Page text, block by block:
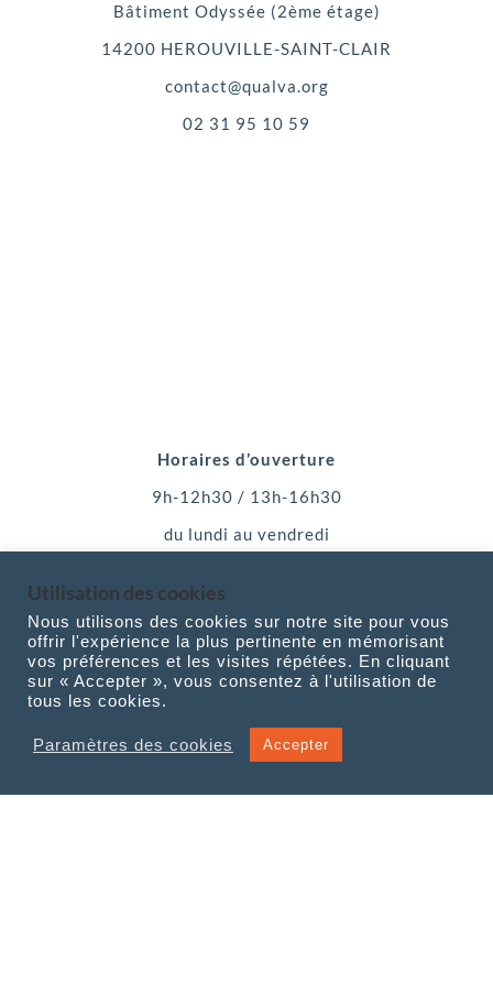
Bâtiment Odyssée (2ème étage)
14200 HEROUVILLE-SAINT-CLAIR
contact@qualva.org
02 31 95 10 59
Horaires d’ouverture
9h-12h30 / 13h-16h30
du lundi au vendredi
Newsletter
Suivez l’actualité de Qual’Va et du
réseau en vous abonnant à notre
Utilisation des cookies
Nous utilisons des cookies sur notre site pour vous
offrir l'expérience la plus pertinente en mémorisant
vos préférences et les visites répétées. En cliquant
sur « Accepter », vous consentez à l'utilisation de
tous les cookies.
Paramètres des cookies Accepter